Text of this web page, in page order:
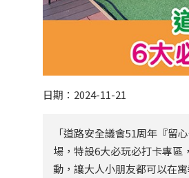
日期：2024-11-21
「道路安全議會51周年『留
場，特設6大必玩必打卡專區
動，讓大人小朋友都可以在